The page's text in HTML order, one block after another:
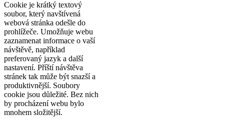
Cookie je krátký textový
soubor, který navštívená
webová stránka odešle do
prohlížeče. Umožňuje webu
zaznamenat informace o vaší
návštěvě, například
preferovaný jazyk a další
nastavení. Příští návštěva
stránek tak může být snazší a
produktivnější. Soubory
cookie jsou důležité. Bez nich
by procházení webu bylo
mnohem složitější.